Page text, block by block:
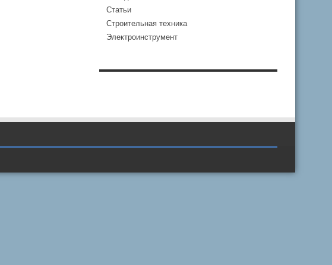
Статьи
Строительная техника
Электроинструмент